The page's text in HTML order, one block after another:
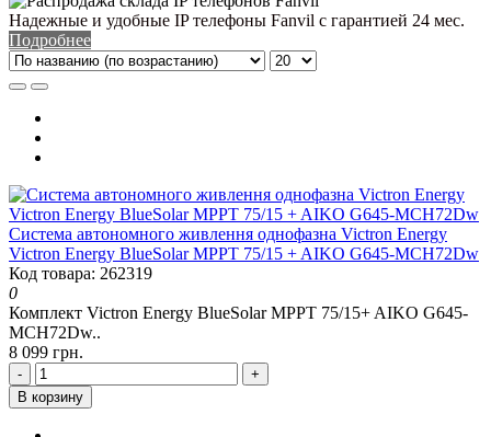
Надежные и удобные IP телефоны Fanvil c гарантией 24 мес.
Подробнее
Система автономного живлення однофазна Victron Energy
Victron Energy BlueSolar MPPT 75/15 + AIKO G645-MCH72Dw
Код товара: 262319
0
Комплект Victron Energy BlueSolar MPPT 75/15+ AIKO G645-
MCH72Dw..
8 099 грн.
-
+
В корзину